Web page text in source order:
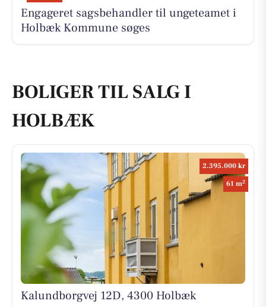
Engageret sagsbehandler til ungeteamet i
Holbæk Kommune søges
BOLIGER TIL SALG I
HOLBÆK
2.395.000 kr
61 m2
Kalundborgvej 12D, 4300 Holbæk